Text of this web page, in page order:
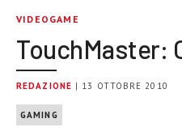
VIDEOGAME
TouchMaster:
REDAZIONE | 13 OTTOBRE 2010
GAMING